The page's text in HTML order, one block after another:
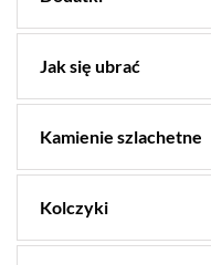
Jak się ubrać
Kamienie szlachetne
Kolczyki